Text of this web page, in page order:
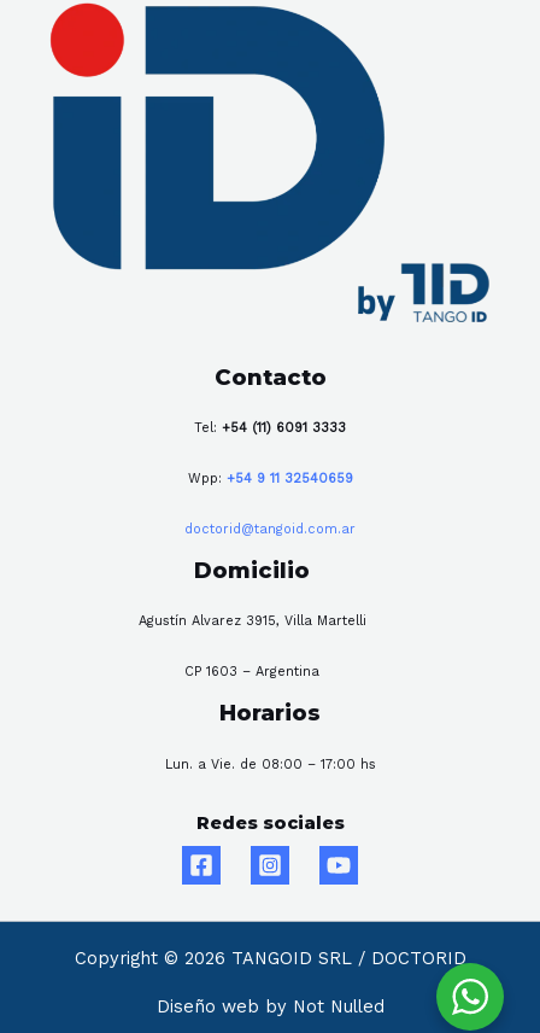
Contacto
Tel: +54 (11) 6091 3333
Wpp: +54 9 11 32540659
doctorid@tangoid.com.ar
Domicilio
Agustín Alvarez 3915, Villa Martelli
CP 1603 – Argentina
Horarios
Lun. a Vie. de 08:00 – 17:00 hs
Redes sociales
Copyright © 2026 TANGOID SRL / DOCTORID
Diseño web by Not Nulled